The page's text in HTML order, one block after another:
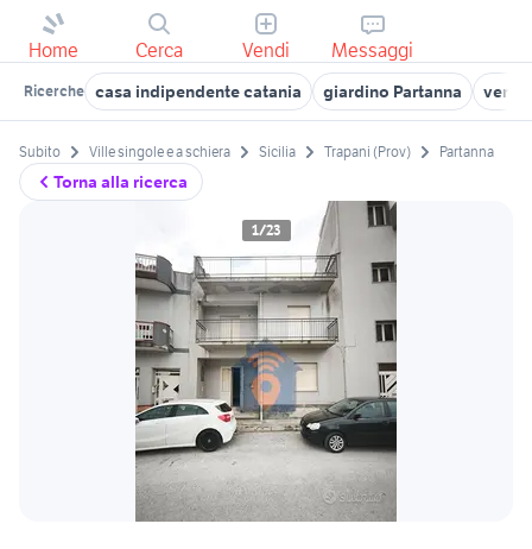
Home Cerca Vendi Messaggi
Ricerche casa indipendente catania giardino Partanna
Torna alla ricerca
Subito Ville singole e a schiera Sicilia Trapani (Prov) Partanna
1/23